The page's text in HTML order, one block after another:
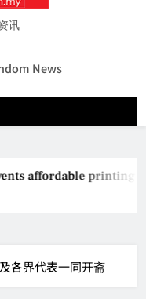
为马来西亚
讯
News
affordable printing
各界代表一同开斋